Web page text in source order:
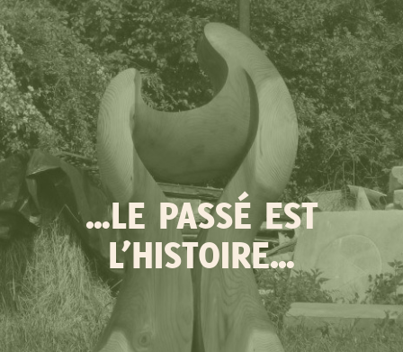
…LE PASSÉ EST
L’HISTOIRE…